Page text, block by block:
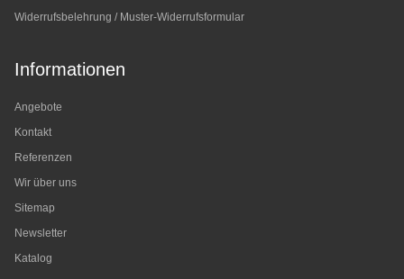
Widerrufsbelehrung / Muster-Widerrufsformular
Informationen
Angebote
Kontakt
Referenzen
Wir über uns
Sitemap
Newsletter
Katalog